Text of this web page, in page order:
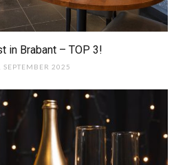
in Brabant – TOP 3!
SEPTEMBER 2025